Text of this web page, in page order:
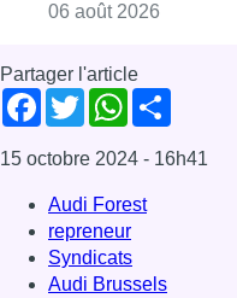
06 août 2026
Partager l'article
Facebook
TwitterWhatsApp
15 octobre 2024 - 16h41
Audi Forest
repreneur
Syndicats
Audi Brussels